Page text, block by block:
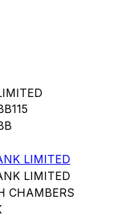
LIMITED
LIMITED
CHAMBERS